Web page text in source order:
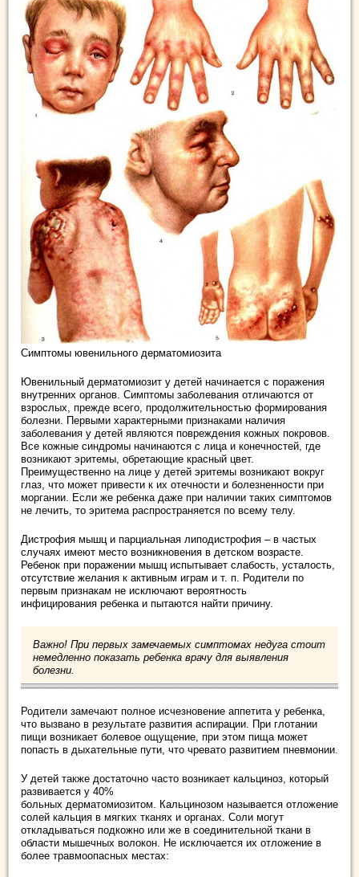
Симптомы ювенильного дерматомиозита
Ювенильный дерматомиозит у детей начинается с поражения
внутренних органов. Симптомы заболевания отличаются от
взрослых, прежде всего, продолжительностью формирования
болезни. Первыми характерными признаками наличия
заболевания у детей являются повреждения кожных покровов.
Все кожные синдромы начинаются с лица и конечностей, где
возникают эритемы, обретающие красный цвет.
Преимущественно на лице у детей эритемы возникают вокруг
глаз, что может привести к их отечности и болезненности при
моргании. Если же ребенка даже при наличии таких симптомов
не лечить, то эритема распространяется по всему телу.
Дистрофия мышц и парциальная липодистрофия – в частых
случаях имеют место возникновения в детском возрасте.
Ребенок при поражении мышц испытывает слабость, усталость,
отсутствие желания к активным играм и т. п. Родители по
первым признакам не исключают вероятность
инфицирования ребенка и пытаются найти причину.
Важно! При первых замечаемых симптомах недуга стоит
немедленно показать ребенка врачу для выявления
болезни.
Родители замечают полное исчезновение аппетита у ребенка,
что вызвано в результате развития аспирации. При глотании
пищи возникает болевое ощущение, при этом пища может
попасть в дыхательные пути, что чревато развитием пневмонии.
У детей также достаточно часто возникает кальциноз, который
развивается у 40%
больных дерматомиозитом. Кальцинозом называется отложение
солей кальция в мягких тканях и органах. Соли могут
откладываться подкожно или же в соединительной ткани в
области мышечных волокон. Не исключается их отложение в
более травмоопасных местах: